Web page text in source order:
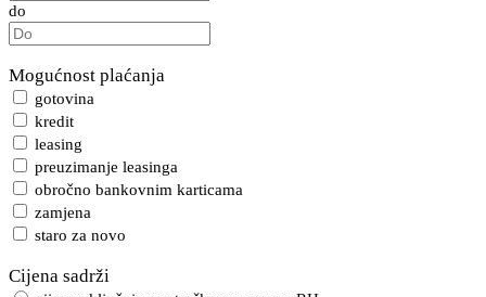
do
Mogućnost plaćanja
gotovina
kredit
leasing
preuzimanje leasinga
obročno bankovnim karticama
zamjena
staro za novo
Cijena sadrži